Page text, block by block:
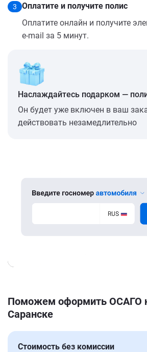
3
Оплатите и получите полис
Оплатите онлайн и получите
e-mail за 5 минут.
Наслаждайтесь подарком —
Он будет уже включен в ваш
действовать незамедлительно
Поможем оформить ОСАГО
Саранске
Стоимость без комиссии